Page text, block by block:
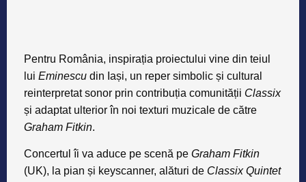
Pentru România, inspirația proiectului vine din teiul
lui Eminescu din Iași, un reper simbolic și cultural
reinterpretat sonor prin contribuția comunității Classix
și adaptat ulterior în noi texturi muzicale de către
Graham Fitkin.
Concertul îi va aduce pe scenă pe Graham Fitkin
(UK), la pian și keyscanner, alături de Classix Quintet